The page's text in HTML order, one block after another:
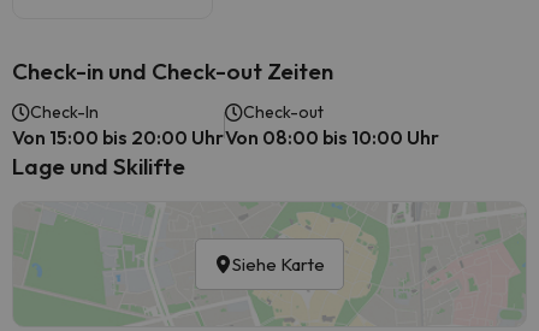
Check-in und Check-out Zeiten
Check-In
Von 15:00 bis 20:00 Uhr
Check-out
Von 08:00 bis 10:00 Uhr
Lage und Skilifte
Siehe Karte